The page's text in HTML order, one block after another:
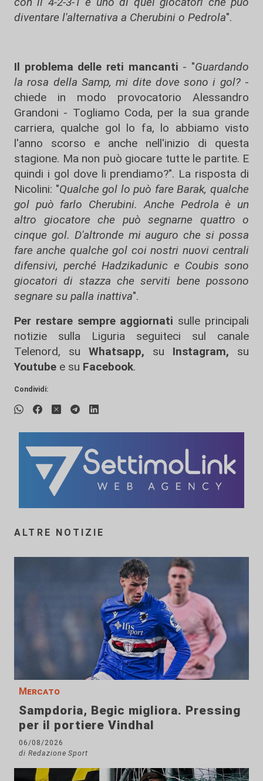
diventare l'alternativa a Cherubini o Pedrola".
Il problema delle reti mancanti - "Guardando
la rosa della Samp, mi dite dove sono i gol? -
chiede in modo provocatorio Alessandro
Grandoni - Togliamo Coda, per la sua grande
carriera, qualche gol lo fa, lo abbiamo visto
l'anno scorso e anche nell'inizio di questa
stagione. Ma non può giocare tutte le partite. E
quindi i gol dove li prendiamo?". La risposta di
Nicolini: "Qualche gol lo può fare Barak, qualche
gol può farlo Cherubini. Anche Pedrola è un
altro giocatore che può segnarne quattro o
cinque gol. D'altronde mi auguro che si possa
fare anche qualche gol coi nostri nuovi centrali
difensivi, perché Hadzikadunic e Coubis sono
giocatori di stazza che serviti bene possono
segnare su palla inattiva".
Per restare sempre aggiornati sulle principali
notizie sulla Liguria seguiteci sul canale
Telenord, su
Whatsapp, su Instagram, su
Youtube e su Facebook.
Condividi:
ALTRE NOTIZIE
Mercato
Sampdoria, Begic migliora. Pressing
per il portiere Vindhal
06/08/2026
di Redazione Sport